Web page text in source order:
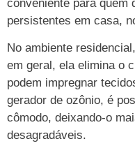
conveniente para quem
persistentes em casa,
No ambiente
em geral, ela elimina o
podem impregnar
gerador de ozônio, é
cômodo, deixando-o
desagradáveis.